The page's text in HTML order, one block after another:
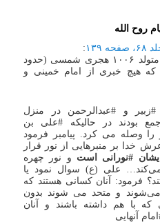
روح الله
۱۳۹
:
این کتاب تالیف علامه مجلسی متولد ۱۰۰۶ هجری شمسی (حدود
که هیچ خبری از امام خمینی و
و #عبدالرحمن در منزل
بودند در حالیکه #علی بن
را وصله می کرد. پیامبر فرمود
بر منبرهایی از نور قرار
#نورانی است و نور چهره
علی (ع) سوال نمود یا
فرمود: آنان کسانی هستند که
و متحد می شوند بدون
با هم داشته باشند و آنان
آنهایی